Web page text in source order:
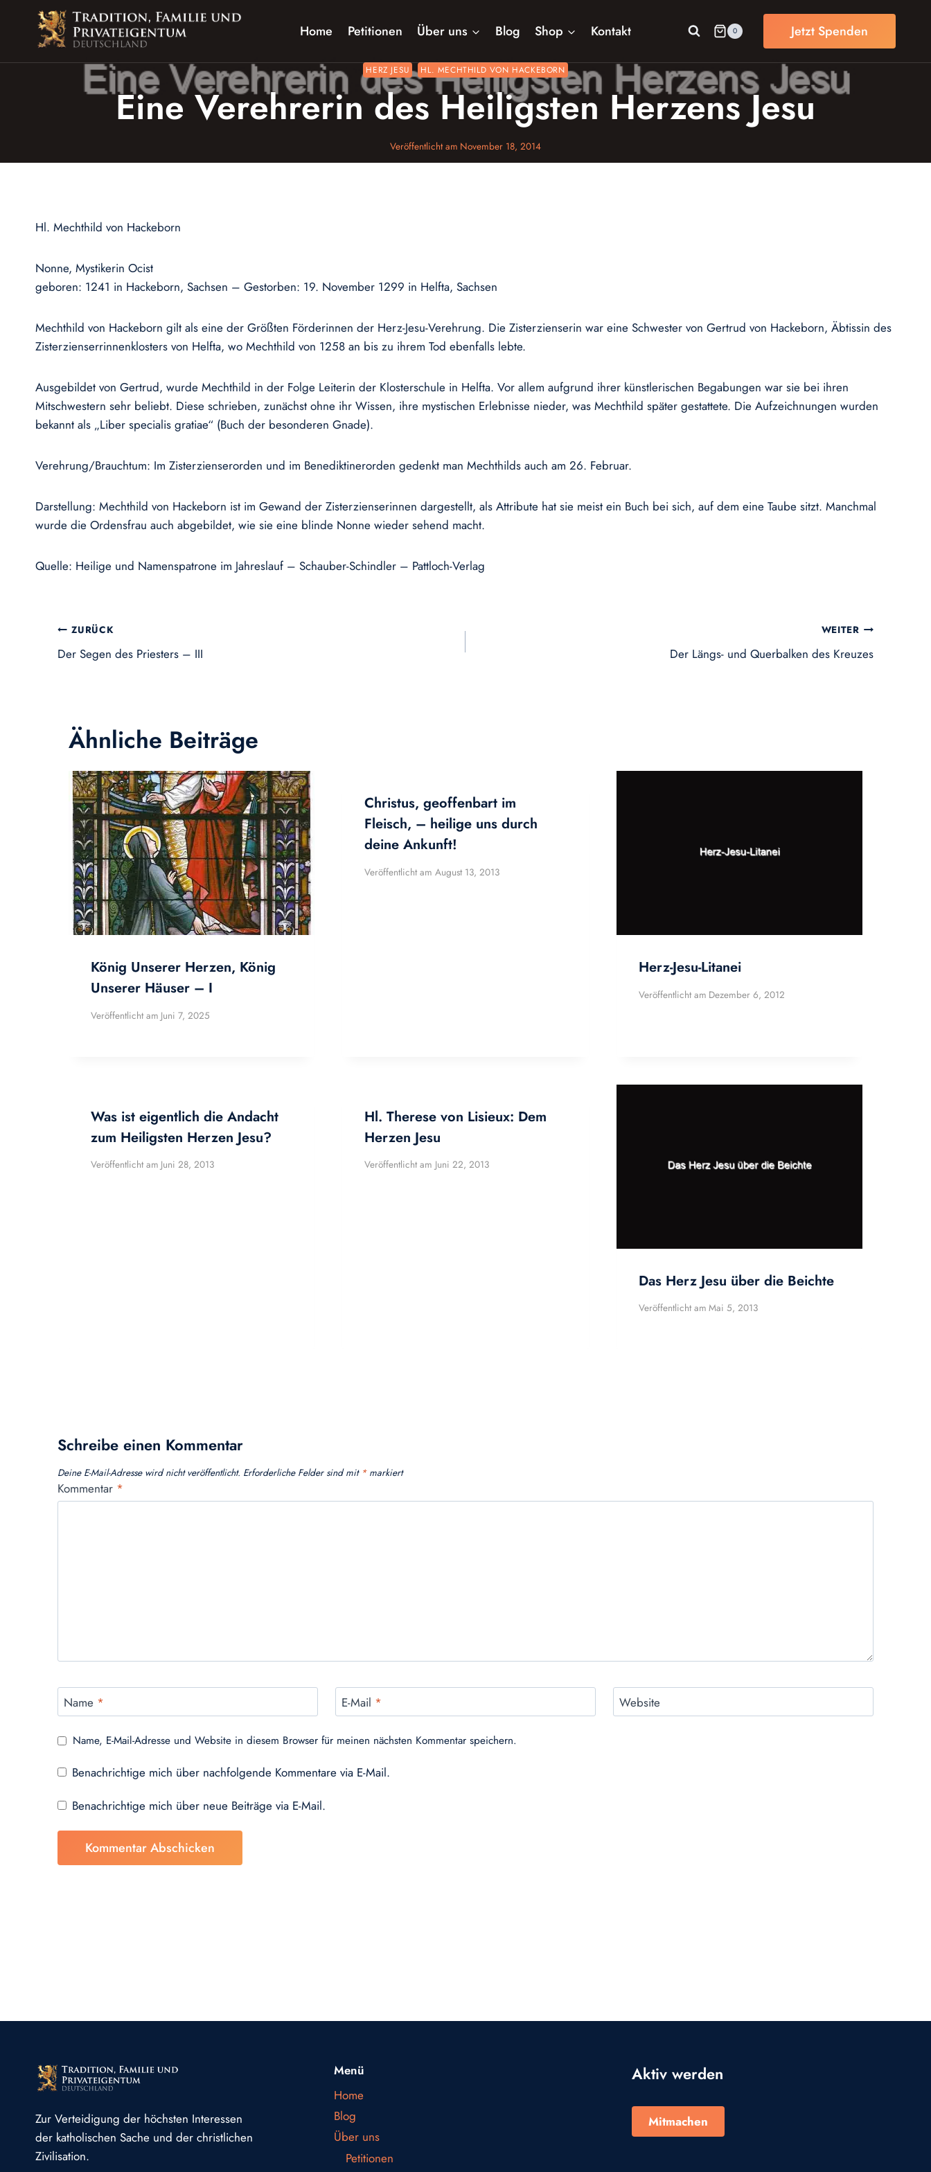
springen
Home Petitionen Über uns Blog Shop Kontakt 0 Jetzt Spenden
HERZ JESU HL. MECHTHILD VON HACKEBORN
Eine Verehrerin des Heiligsten Herzens Jesu
Veröffentlicht am November 18, 2014
Hl. Mechthild von Hackeborn
Nonne, Mystikerin Ocist
geboren: 1241 in Hackeborn, Sachsen – Gestorben: 19. November 1299 in Helfta, Sachsen
Mechthild von Hackeborn gilt als eine der Größten Förderinnen der Herz-Jesu-Verehrung. Die Zisterzienserin war eine Schwester von Gertrud von Hackeborn, Äbtissin des
Zisterzienserrinnenklosters von Helfta, wo Mechthild von 1258 an bis zu ihrem Tod ebenfalls lebte.
Ausgebildet von Gertrud, wurde Mechthild in der Folge Leiterin der Klosterschule in Helfta. Vor allem aufgrund ihrer künstlerischen Begabungen war sie bei ihren
Mitschwestern sehr beliebt. Diese schrieben, zunächst ohne ihr Wissen, ihre mystischen Erlebnisse nieder, was Mechthild später gestattete. Die Aufzeichnungen wurden
bekannt als „Liber specialis gratiae“ (Buch der besonderen Gnade).
Verehrung/Brauchtum: Im Zisterzienserorden und im Benediktinerorden gedenkt man Mechthilds auch am 26. Februar.
Darstellung: Mechthild von Hackeborn ist im Gewand der Zisterzienserinnen dargestellt, als Attribute hat sie meist ein Buch bei sich, auf dem eine Taube sitzt. Manchmal
wurde die Ordensfrau auch abgebildet, wie sie eine blinde Nonne wieder sehend macht.
Quelle: Heilige und Namenspatrone im Jahreslauf – Schauber-Schindler – Pattloch-Verlag
Beitragsnavigation
ZURÜCK
Der Segen des Priesters – III
WEITER
Der Längs- und Querbalken des Kreuzes
Ähnliche Beiträge
König Unserer Herzen, König
Unserer Häuser – I
Veröffentlicht am Juni 7, 2025
Christus, geoffenbart im
Fleisch, – heilige uns durch
deine Ankunft!
Veröffentlicht am August 13, 2013
Herz-Jesu-Litanei
Veröffentlicht am Dezember 6, 2012
Was ist eigentlich die Andacht
zum Heiligsten Herzen Jesu?
Veröffentlicht am Juni 28, 2013
Hl. Therese von Lisieux: Dem
Herzen Jesu
Veröffentlicht am Juni 22, 2013
Das Herz Jesu über die Beichte
Veröffentlicht am Mai 5, 2013
Schreibe einen Kommentar
Deine E-Mail-Adresse wird nicht veröffentlicht. Erforderliche Felder sind mit *markiert
Kommentar *
Name * E-Mail * Website
Name, E-Mail-Adresse und Website in diesem Browser für meinen nächsten Kommentar speichern.
Benachrichtige mich über nachfolgende Kommentare via E-Mail.
Benachrichtige mich über neue Beiträge via E-Mail.
Zur Verteidigung der höchsten Interessen
der katholischen Sache und der christlichen
Zivilisation.
Menü
Home
Blog
Über uns
Petitionen
Aktiv werden
Mitmachen